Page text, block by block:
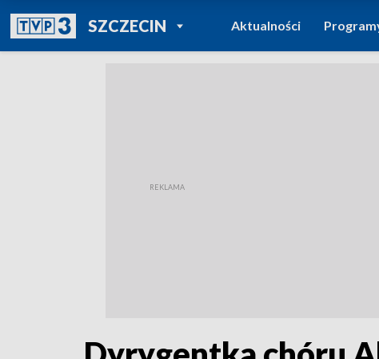
SZCZECINPOWRÓT DO
TVP REGIONY
Aktualności